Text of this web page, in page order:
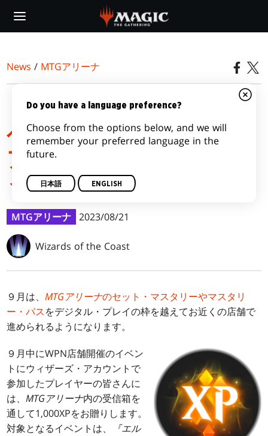
main
News / MTGアリーナ
９月にWPN店舗開催のイ
ベントに参加して、MTG
アリーナのXPを受け取ろ
う！
MTGアリーナ 2023/08/21
Wizards of the Coast
９月は、MTGアリーナのセット・マスタリーやマスタリ
ー・パスをデジタル・プレイの枠を越えてお近くの店舗で
進められるようになります。
９月中にWPN店舗開催のイベン
トにウィザーズ・アカウントで
参加したプレイヤーの皆さんに
は、MTGアリーナ内の受信箱を
通して1,000XPをお贈りします。
対象となるイベントは、
『エル
Do you have a language preference?
Choose from the options below, and we will
remember your preferred language in the
future.
日本語 ENGLISH